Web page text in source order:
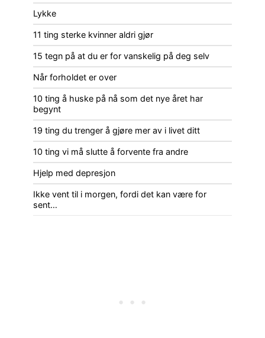
Lykke
11 ting sterke kvinner aldri gjør
15 tegn på at du er for vanskelig på deg selv
Når forholdet er over
10 ting å huske på nå som det nye året har
begynt
19 ting du trenger å gjøre mer av i livet ditt
10 ting vi må slutte å forvente fra andre
Hjelp med depresjon
Ikke vent til i morgen, fordi det kan være for
sent…